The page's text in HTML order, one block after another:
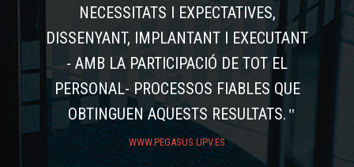
NECESSITATS I EXPECTATIVES,
DISSENYANT, IMPLANTANT I EXECUTANT
- AMB LA PARTICIPACIÓ DE TOT EL
PERSONAL- PROCESSOS FIABLES QUE
OBTINGUEN AQUESTS RESULTATS.
WWW.PEGASUS.UPV.ES